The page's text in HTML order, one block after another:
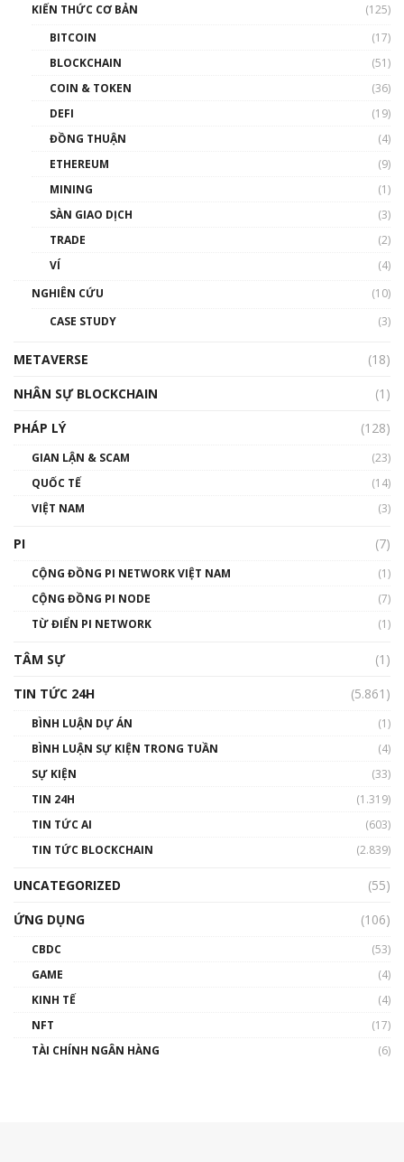
00:43:47
như thể nào?
00:39:31
Phổ cập Blockchain
thống & Crypto qua các cuộc chiến | Phổ cập
01:32:59
gió ấm
Talkshow 14: MemeCoin – Trò đùa tỷ đô
01:29:26
KIẾN THỨC CƠ BẢN
(125)
BITCOIN
(17)
BLOCKCHAIN
(51)
COIN & TOKEN
(36)
DEFI
(19)
ĐỒNG THUẬN
(4)
ETHEREUM
(9)
MINING
(1)
SÀN GIAO DỊCH
(3)
TRADE
(2)
VÍ
(4)
NGHIÊN CỨU
(10)
CASE STUDY
(3)
METAVERSE
(18)
NHÂN SỰ BLOCKCHAIN
(1)
PHÁP LÝ
(128)
GIAN LẬN & SCAM
(23)
QUỐC TẾ
(14)
VIỆT NAM
(3)
PI (7)
CỘNG ĐỒNG PI NETWORK VIỆT NAM
(1)
CỘNG ĐỒNG PI NODE
(7)
TỪ ĐIỂN PI NETWORK
(1)
TÂM SỰ
(1)
TIN TỨC 24H
(5.861)
BÌNH LUẬN DỰ ÁN
(1)
BÌNH LUẬN SỰ KIỆN TRONG TUẦN
(4)
SỰ KIỆN
(33)
TIN 24H
(1.319)
TIN TỨC AI
(603)
TIN TỨC BLOCKCHAIN
(2.839)
UNCATEGORIZED
(55)
ỨNG DỤNG
(106)
CBDC
(53)
GAME
(4)
KINH TẾ
(4)
NFT
(17)
TÀI CHÍNH NGÂN HÀNG
(6)